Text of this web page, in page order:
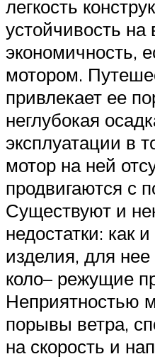
легкость
устойчивость на
экономичность,
мотором.
привлекает ее
неглубокая
эксплуатации в
мотор на ней
продвигаются с
Существуют и
недостатки: как
изделия, для
коло– режущие
Неприятностью
порывы ветра,
на скорость и